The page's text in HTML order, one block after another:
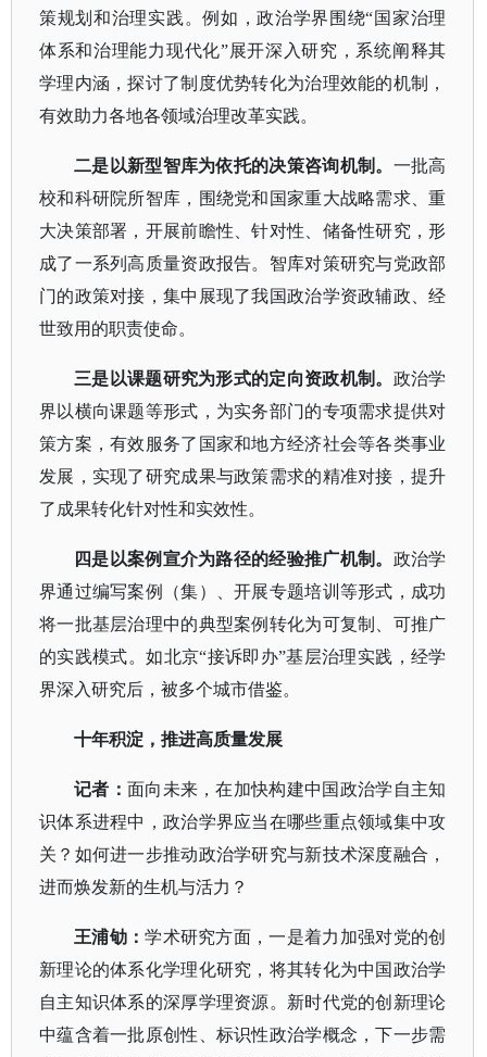
策规划和治理实践。例如，政治学界围绕“国家治理
体系和治理能力现代化”展开深入研究，系统阐释其
学理内涵，探讨了制度优势转化为治理效能的机制，
有效助力各地各领域治理改革实践。
二是以新型智库为依托的决策咨询机制。 一批高
校和科研院所智库，围绕党和国家重大战略需求、重
大决策部署，开展前瞻性、针对性、储备性研究，形
成了一系列高质量资政报告。智库对策研究与党政部
门的政策对接，集中展现了我国政治学资政辅政、经
世致用的职责使命。
三是以课题研究为形式的定向资政机制。 政治学
界以横向课题等形式，为实务部门的专项需求提供对
策方案，有效服务了国家和地方经济社会等各类事业
发展，实现了研究成果与政策需求的精准对接，提升
了成果转化针对性和实效性。
四是以案例宣介为路径的经验推广机制。 政治学
界通过编写案例（集）、开展专题培训等形式，成功
将一批基层治理中的典型案例转化为可复制、可推广
的实践模式。如北京“接诉即办”基层治理实践，经学
界深入研究后，被多个城市借鉴。
十年积淀，推进高质量发展
记者： 面向未来，在加快构建中国政治学自主知
识体系进程中，政治学界应当在哪些重点领域集中攻
关？如何进一步推动政治学研究与新技术深度融合，
进而焕发新的生机与活力？
王浦劬：学术研究方面，一是着力加强对党的创
新理论的体系化学理化研究，将其转化为中国政治学
自主知识体系的深厚学理资源。新时代党的创新理论
中蕴含着一批原创性、标识性政治学概念，下一步需